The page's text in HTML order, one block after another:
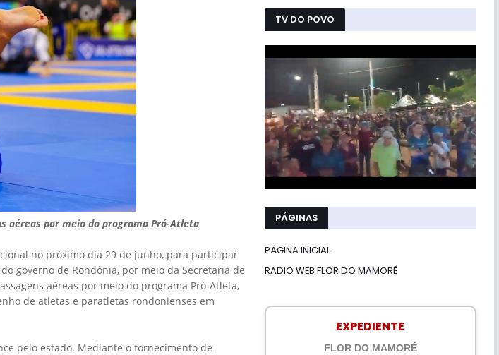
aéreas por meio do programa Pró-Atleta
no próximo dia 29 de junho, para participar
governo de Rondônia, por meio da Secretaria de
aéreas por meio do programa Pró-Atleta,
de atletas e paratletas rondonienses em
pelo estado. Mediante o fornecimento de
TV DO POVO
PÁGINAS
PÁGINA INICIAL
RADIO WEB FLOR DO MAMORÉ
EXPEDIENTE
FLOR DO MAMORÉ